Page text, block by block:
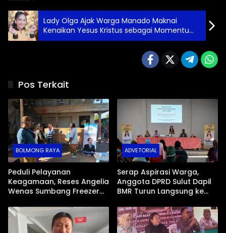
Lady Olga Ajak Warga Manado Maknai
Kenaikan Yesus Kristus sebagai Momentum
Damai dan Toleransi
Pos Terkait
BOLMONG RAYA
Peduli Pelayanan
Keagamaan, Reses Angelia
Wenas Sumbang Freezer
di Mopugad Bolmong
ADVETORIAL
Serap Aspirasi Warga,
Anggota DPRD Sulut Dapil
BMR Turun Langsung ke